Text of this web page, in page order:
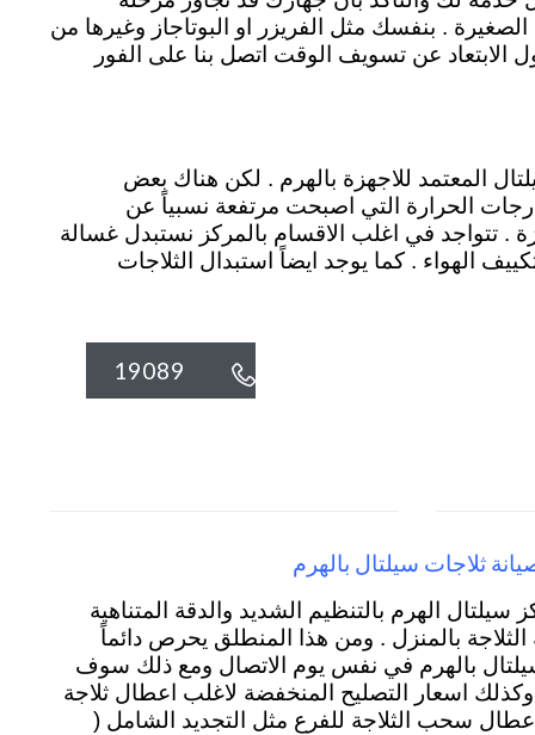
. بنفسك مثل الفريزر او البوتاجاز وغيرها من
الابتعاد عن تسويف الوقت اتصل بنا على الفور
المعتمد للاجهزة بالهرم . لكن هناك بعض
الحرارة التي اصبحت مرتفعة نسبياً عن
. تتواجد في اغلب الاقسام بالمركز نستبدل غسالة
الهواء . كما يوجد ايضاً استبدال الثلاجات

19089
ثلاجات سيلتال بالهرم
الهرم بالتنظيم الشديد والدقة المتناهية
بالمنزل . ومن هذا المنطلق يحرص دائماً
بالهرم في نفس يوم الاتصال ومع ذلك سوف
اسعار التصليح المنخفضة لاغلب اعطال ثلاجة
سحب الثلاجة للفرع مثل التجديد الشامل (